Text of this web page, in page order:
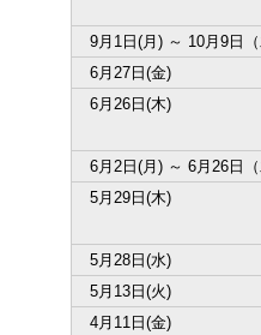
9月1日(月) ～ 10月9日
6月27日(金)
6月26日(木)
6月2日(月) ～ 6月26日
5月29日(木)
5月28日(水)
5月13日(火)
4月11日(金)